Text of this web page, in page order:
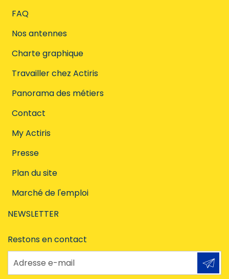
FAQ
Nos antennes
Charte graphique
Travailler chez Actiris
Panorama des métiers
Contact
My Actiris
Presse
Plan du site
Marché de l'emploi
NEWSLETTER
Restons en contact
Adresse e-mail